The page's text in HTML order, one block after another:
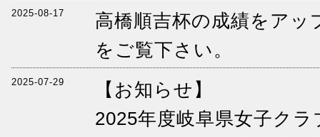
2025-08-17
高橋順吉杯の成績をアッ
をご覧下さい。
2025-07-29
【お知らせ】
2025年度岐阜県女子ク